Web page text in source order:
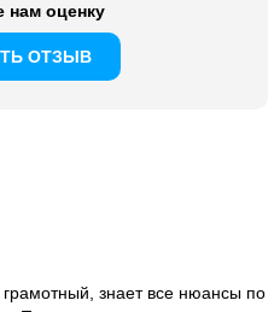
нам оценку
ОТЗЫВ
знает все нюансы по